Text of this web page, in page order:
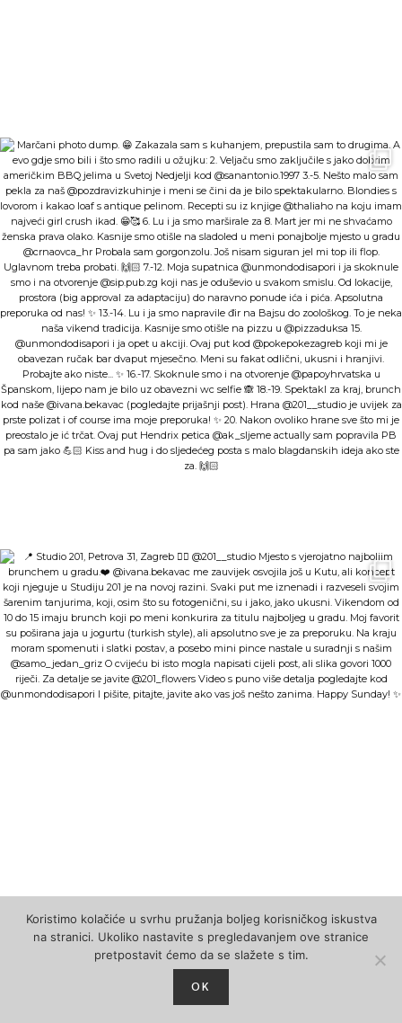
Follow on Instagram
Koristimo kolačiće u svrhu pružanja boljeg korisničkog iskustva
na stranici. Ukoliko nastavite s pregledavanjem ove stranice
pretpostavit ćemo da se slažete s tim.
OK